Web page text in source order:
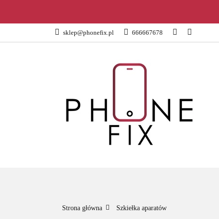
sklep@phonefix.pl 666667678
AKCESORIA
Strona główna Szkiełka aparatów